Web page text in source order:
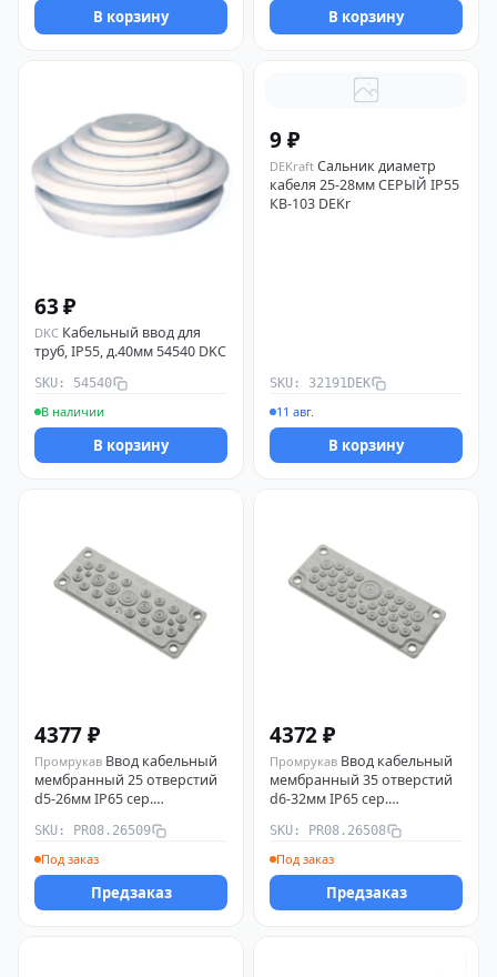
В корзину В корзину
63 ₽
DKC Кабельный ввод для
труб, IP55, д.40мм 54540 DKC
SKU: 54540
В наличии
В корзину
9 ₽
DEKraft Cальник диаметр
кабеля 25-28мм СЕРЫЙ IP55
КВ-103 DEKr
SKU: 32191DEK
11 авг.
В корзину
4377 ₽
Промрукав Ввод кабельный
мембранный 25 отверстий
d5-26мм IP65 сер.
SKU: PR08.26509
Под заказ
Предзаказ
4372 ₽
Промрукав Ввод кабельный
мембранный 35 отверстий
d6-32мм IP65 сер.
SKU: PR08.26508
Под заказ
Предзаказ